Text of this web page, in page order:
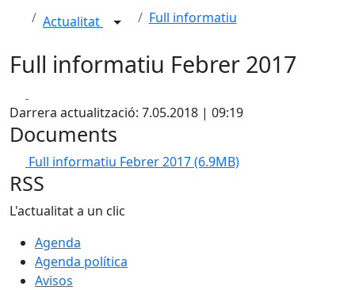
Actualitat Full informatiu
Full informatiu Febrer 2017
Darrera actualització: 7.05.2018 | 09:19
Documents
Full informatiu Febrer 2017(6.9MB)
RSS
L'actualitat a un clic
Agenda
Agenda política
Avisos